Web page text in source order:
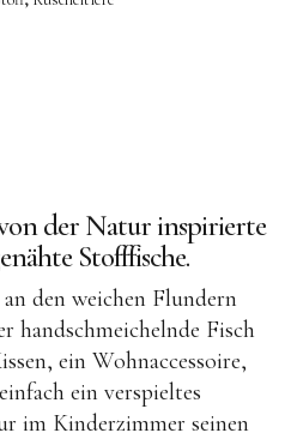
living
| Papeterie
für Kinder
| Kerzen
& Seifen
Puppen
der Natur inspirierte
Stofffische.
den weichen Flundern
handschmeichelnde Fisch
ein Wohnaccessoire,
ein verspieltes
im Kinderzimmer seinen